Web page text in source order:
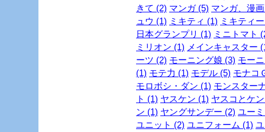
きて (2) マンガ (5) マンガ、漫
ュウ (1) ミキティ (1) ミキティ
日本グランプリ (1) ミニトマト
ミリオン (1) メインキャスター
ーツ (2) モーニング娘 (3) モー
(1) モテ力 (1) モデル (5) モナコ
モロボシ・ダン (1) モンスター
ト (1) ヤスケン (1) ヤスコとケ
ン (1) ヤングサンデー (2) ユー
ユニット (2) ユニフォーム (1)